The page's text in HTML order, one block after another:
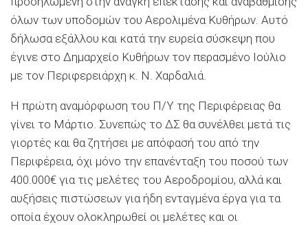
όλων των υποδομών του Αερολιμένα Κυθήρων. Αυτό
δήλωσα εξάλλου και κατά την ευρεία σύσκεψη που
έγινε στο Δημαρχείο Κυθήρων τον περασμένο Ιούλιο
με τον Περιφερειάρχη κ. Ν. Χαρδαλιά.
Η πρώτη αναμόρφωση του Π/Υ της Περιφέρειας θα
γίνει το Μάρτιο. Συνεπώς το ΔΣ θα συνέλθει μετά τις
γιορτές και θα ζητήσει με απόφασή του από την
Περιφέρεια, όχι μόνο την επανένταξη του ποσού των
400.000€ για τις μελέτες του Αεροδρομίου, αλλά και
αυξήσεις πιστώσεων για ήδη ενταγμένα έργα για τα
οποία έχουν ολοκληρωθεί οι μελέτες και οι